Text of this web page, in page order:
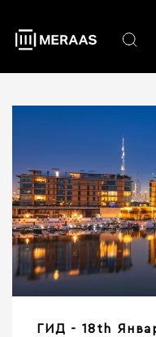
основному
содержанию
ГИД 18th